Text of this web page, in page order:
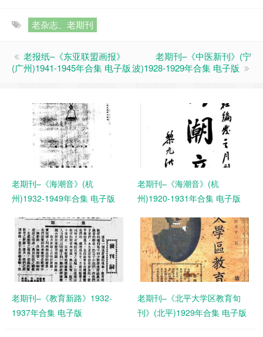
老杂志、老期刊
老报纸–《东亚联盟画报》
(广州)1941-1945年合集 电子版
老期刊–《中医新刊》(宁
波)1928-1929年合集 电子版
老期刊–《海潮音》(杭
州)1932-1949年合集 电子版
老期刊–《海潮音》(杭
州)1920-1931年合集 电子版
老期刊–《教育新路》1932-
1937年合集 电子版
老期刊–《北平大学区教育旬
刊》(北平)1929年合集 电子版